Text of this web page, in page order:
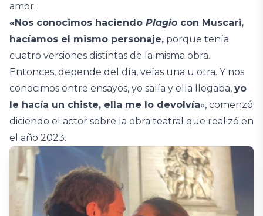
amor.
«Nos conocimos haciendo Plagio con Muscari,
hacíamos el mismo personaje, porque tenía
cuatro versiones distintas de la misma obra.
Entonces, depende del día, veías una u otra. Y nos
conocimos entre ensayos, yo salía y ella llegaba, yo
le hacía un chiste, ella me lo devolvía«, comenzó
diciendo el actor sobre la obra teatral que realizó en
el año 2023.